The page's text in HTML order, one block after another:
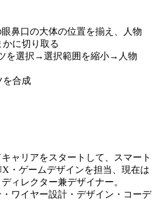
鼻口の大体の位置を揃え、人物
に切り取る
を選択→選択範囲を縮小→人物
を合成
ャリアをスタートして、スマート
・ゲームデザインを担当、現在は
ィレクター兼デザイナー。
ワイヤー設計・デザイン・コーデ